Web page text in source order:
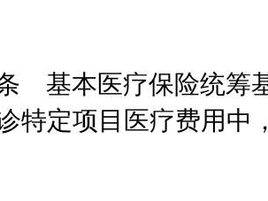
基本医疗保险统筹
特定项目医疗费用中